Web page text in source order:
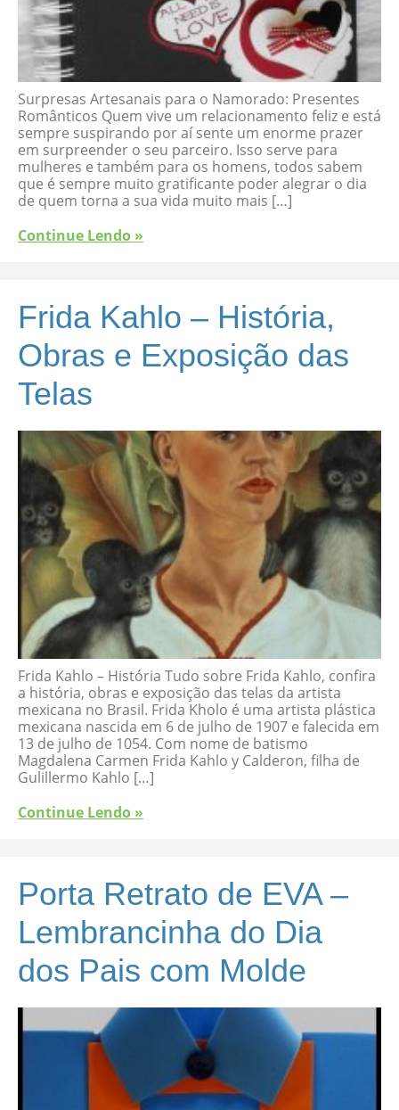
Surpresas Artesanais para o Namorado: Presentes
Românticos Quem vive um relacionamento feliz e está
sempre suspirando por aí sente um enorme prazer
em surpreender o seu parceiro. Isso serve para
mulheres e também para os homens, todos sabem
que é sempre muito gratificante poder alegrar o dia
de quem torna a sua vida muito mais […]
Continue Lendo »
Frida Kahlo – História,
Obras e Exposição das
Telas
Frida Kahlo – História Tudo sobre Frida Kahlo, confira
a história, obras e exposição das telas da artista
mexicana no Brasil. Frida Kholo é uma artista plástica
mexicana nascida em 6 de julho de 1907 e falecida em
13 de julho de 1054. Com nome de batismo
Magdalena Carmen Frida Kahlo y Calderon, filha de
Gulillermo Kahlo […]
Continue Lendo »
Porta Retrato de EVA –
Lembrancinha do Dia
dos Pais com Molde